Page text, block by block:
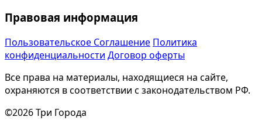
Правовая информация
Пользовательское Соглашение Политика
конфиденциальности Договор оферты
Все права на материалы, находящиеся на сайте,
охраняются в соответствии с законодательством РФ.
©2026 Три Города